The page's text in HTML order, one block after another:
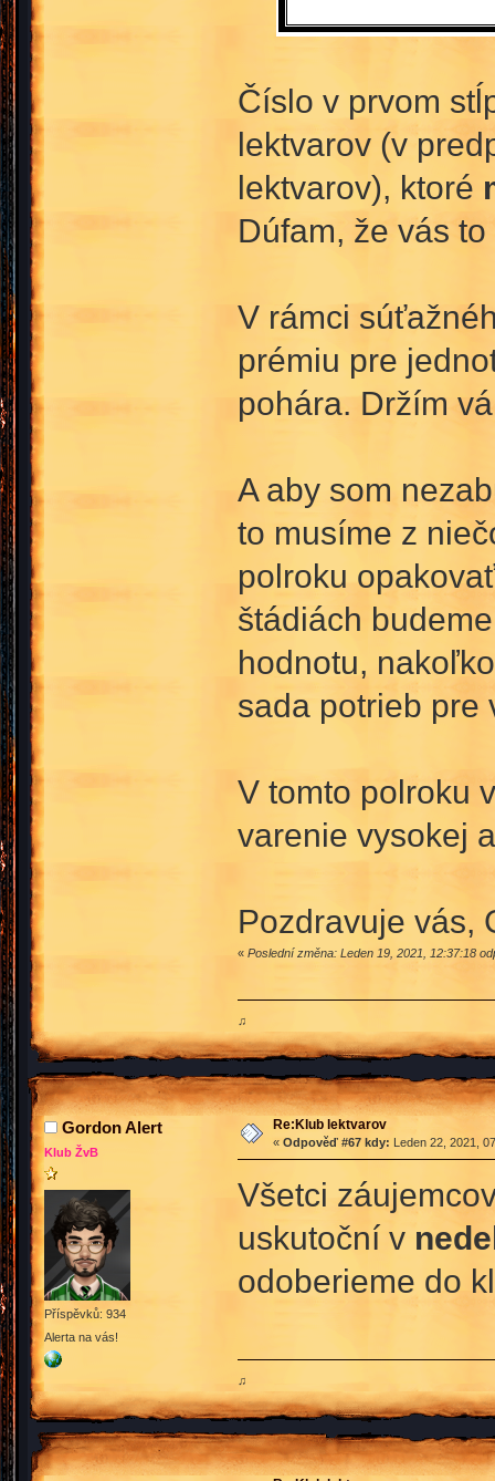
Číslo v prvom
lektvarov (v
lektvarov), ktoré
Dúfam, že vás
V rámci
prémiu pre
pohára. Držím
A aby som
to musíme z
polroku
štádiách
hodnotu,
sada potrieb pre
V tomto polroku
varenie vysokej
Pozdravuje vás,
« Poslední změna: Leden 19, 2021, 12:37:18
♫
Gordon Alert
Klub ŽvB
Příspěvků: 934
Alerta na vás!
Re:Klub lektvarov
« Odpověď #67 kdy: Leden 22, 2021,
Všetci
uskutoční v
odoberieme do
♫